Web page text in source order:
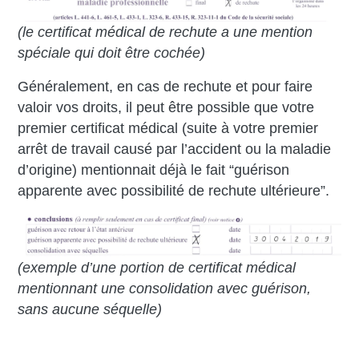
(le certificat médical de rechute a une mention
spéciale qui doit être cochée)
Généralement, en cas de rechute et pour faire
valoir vos droits, il peut être possible que votre
premier certificat médical (suite à votre premier
arrêt de travail causé par l’accident ou la maladie
d’origine) mentionnait déjà le fait “guérison
apparente avec possibilité de rechute ultérieure”.
(exemple d’une portion de certificat médical
mentionnant une consolidation avec guérison,
sans aucune séquelle)